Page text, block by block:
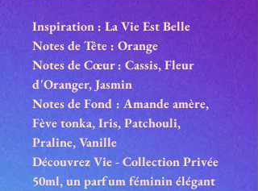
Inspiration : La Vie Est Belle
Notes de Tête : Orange
Notes de Cœur : Cassis, Fleur
d'Oranger, Jasmin
Notes de Fond : Amande amère,
Fève tonka, Iris, Patchouli,
Praline, Vanille
Découvrez Vie - Collection Privée
50ml, un parfum féminin élégant